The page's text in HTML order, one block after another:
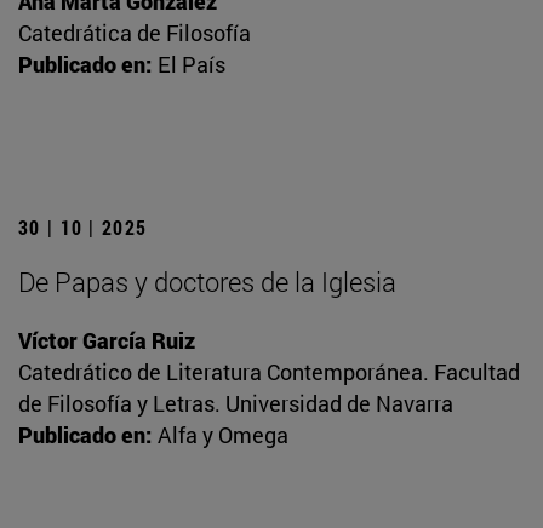
Catedrática de Filosofía
Publicado en: El País
30 | 10 | 2025
De Papas y doctores de la Iglesia
Víctor García Ruiz
Catedrático de Literatura Contemporánea. Facultad
de Filosofía y Letras. Universidad de Navarra
Publicado en: Alfa y Omega